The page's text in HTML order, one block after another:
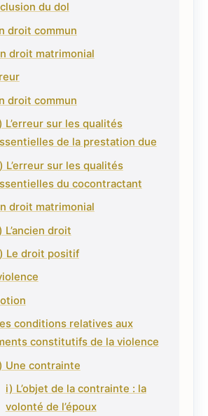
du dol
droit commun
droit matrimonial
droit commun
L’erreur sur les qualités
de la prestation due
L’erreur sur les qualités
du cocontractant
droit matrimonial
L’ancien droit
Le droit positif
conditions relatives aux
constitutifs de la violence
Une contrainte
i) L’objet de la contrainte : la
volonté de l’époux